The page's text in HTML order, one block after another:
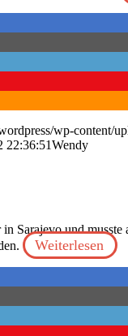
wp-content/
22:36:51Wendy
Sarajevo und
Weiterlesen